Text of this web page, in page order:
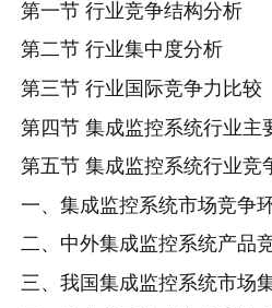
第一节 行业竞争结构分析
第二节 行业集中度分析
第三节 行业国际竞争力比较
第四节 集成监控系统行业主
第五节 集成监控系统行业竞
一、集成监控系统市场竞争
二、中外集成监控系统产品
三、我国集成监控系统市场